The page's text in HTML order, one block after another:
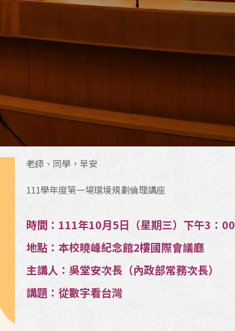
老師、同學，早安
111學年度第一場環境規劃倫理講座
時間：111年10月5日（星期三）下午3：00
地點：本校曉峰紀念館2樓國際會議廳
主講人：吳堂安次長（內政部常務次長）
講題：從數字看台灣